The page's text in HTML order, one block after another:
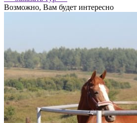
Возможно, Вам будет интересно